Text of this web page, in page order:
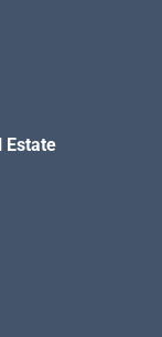
Estate